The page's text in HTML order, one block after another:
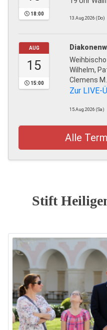
18:00
13.Aug.2026 (Do)
AUG
15
15:00
Wilhelm,
Clemens
Zur LIVE-
15.Aug.2026 (Sa)
Alle
Stift